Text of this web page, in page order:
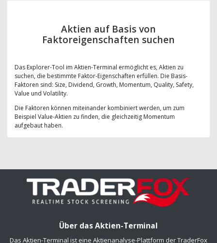
Aktien auf Basis von
Faktoreigenschaften suchen
Das Explorer-Tool im Aktien-Terminal ermöglicht es, Aktien zu
suchen, die bestimmte Faktor-Eigenschaften erfüllen. Die Basis-
Faktoren sind: Size, Dividend, Growth, Momentum, Quality, Safety,
Value und Volatility.
Die Faktoren können miteinander kombiniert werden, um zum
Beispiel Value-Aktien zu finden, die gleichzeitig Momentum
aufgebaut haben.
Über das Aktien-Terminal
Das Aktien-Terminal ist eine Aktienanalyse-Plattform der TraderFox